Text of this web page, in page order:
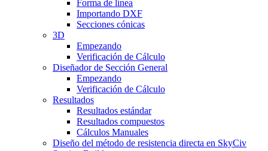
Forma de línea
Importando DXF
Secciones cónicas
3D
Empezando
Verificación de Cálculo
Diseñador de Sección General
Empezando
Verificación de Cálculo
Resultados
Resultados estándar
Resultados compuestos
Cálculos Manuales
Diseño del método de resistencia directa en SkyCiv